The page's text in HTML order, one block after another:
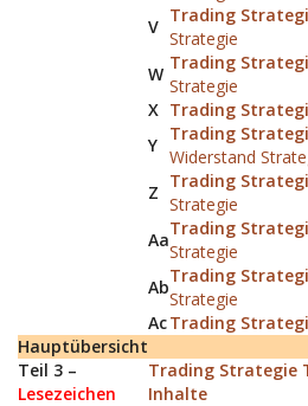
V
Trading
Strategie
W
Trading
Strategie
X Trading
Y
Trading
Widerstand
Z
Trading
Strategie
Aa
Trading
Strategie
Ab
Trading
Strategie
AcTrading
Hauptübersicht
Teil 3 –
Lesezeichen
Trading Strategie
Inhalte